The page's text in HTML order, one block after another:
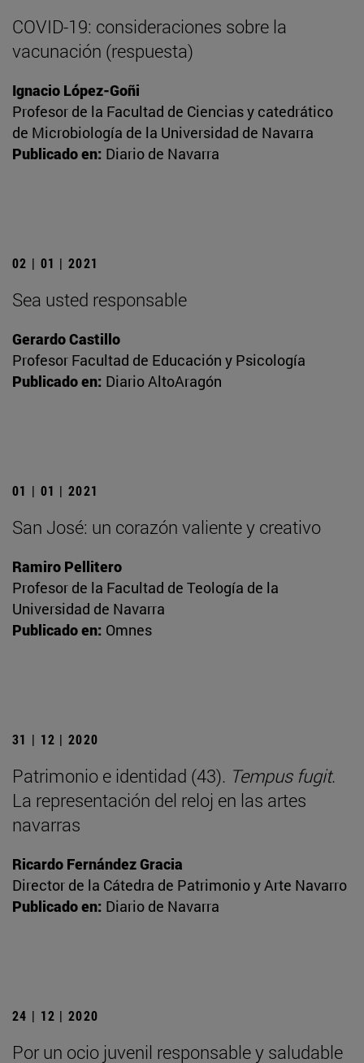
COVID-19: consideraciones sobre la
vacunación (respuesta)
Ignacio López-Goñi
Profesor de la Facultad de Ciencias y catedrático
de Microbiología de la Universidad de Navarra
Publicado en: Diario de Navarra
02 | 01 | 2021
Sea usted responsable
Gerardo Castillo
Profesor Facultad de Educación y Psicología
Publicado en: Diario AltoAragón
01 | 01 | 2021
San José: un corazón valiente y creativo
Ramiro Pellitero
Profesor de la Facultad de Teología de la
Universidad de Navarra
Publicado en: Omnes
31 | 12 | 2020
Patrimonio e identidad (43). Tempus fugit.
La representación del reloj en las artes
navarras
Ricardo Fernández Gracia
Director de la Cátedra de Patrimonio y Arte Navarro
Publicado en: Diario de Navarra
24 | 12 | 2020
Por un ocio juvenil responsable y saludable